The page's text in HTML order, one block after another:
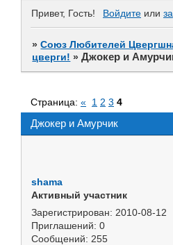
Привет, Гость! Войдите или
»Союз Любителей
цверги! »Джокер и
Джокер и Амурчик
Страница: « 1 2 3 4
shama
Активный участник
Зарегистрирован: 2010-08-12
Приглашений: 0
Сообщений: 255